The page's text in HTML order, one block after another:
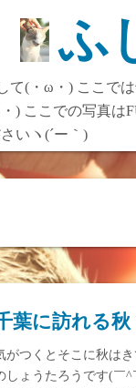
ふ
て(・ω・) ここで
) ここでの写真
いヽ(´ー｀)
葉に訪れる秋
がつくとそこに秋は
しょうたろうです(￣